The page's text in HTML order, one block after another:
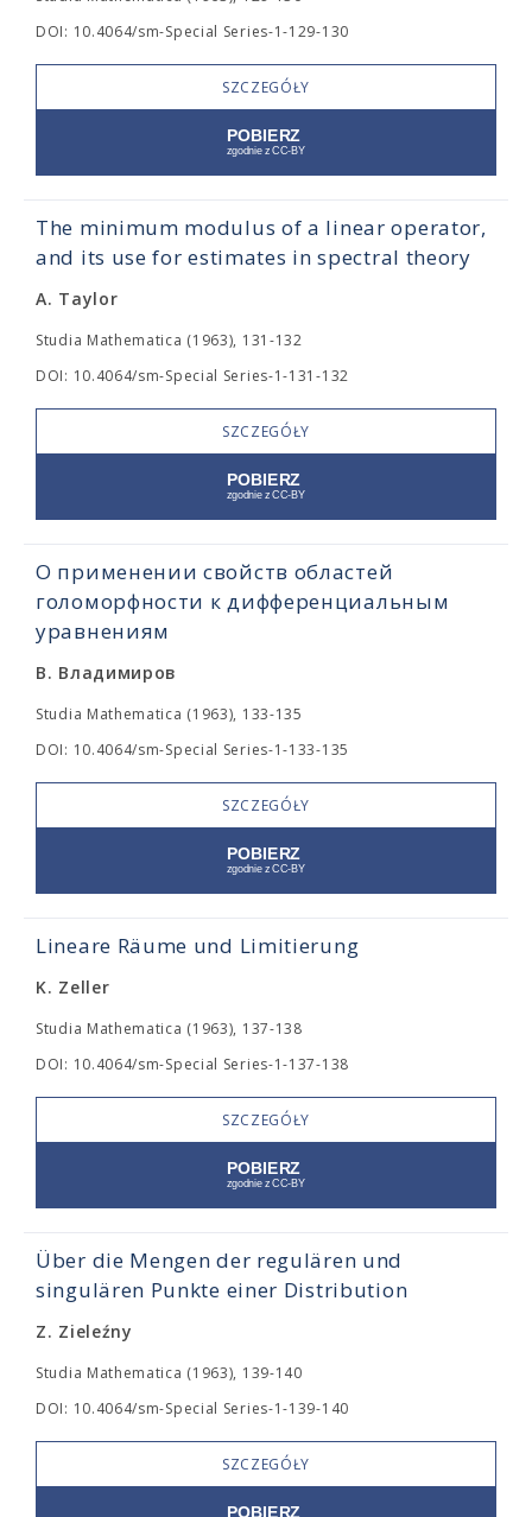
DOI: 10.4064/sm-Special Series-1-129-130
SZCZEGÓŁY
The minimum modulus of a linear operator,
and its use for estimates in spectral theory
A. Taylor
Studia Mathematica (1963), 131-132
DOI: 10.4064/sm-Special Series-1-131-132
SZCZEGÓŁY
О применении свойств областей
голоморфности к дифференциальным
уравнениям
В. Владимиров
Studia Mathematica (1963), 133-135
DOI: 10.4064/sm-Special Series-1-133-135
SZCZEGÓŁY
Lineare Räume und Limitierung
K. Zeller
Studia Mathematica (1963), 137-138
DOI: 10.4064/sm-Special Series-1-137-138
SZCZEGÓŁY
Über die Mengen der regulären und
singulären Punkte einer Distribution
Z. Zieleźny
Studia Mathematica (1963), 139-140
DOI: 10.4064/sm-Special Series-1-139-140
SZCZEGÓŁY